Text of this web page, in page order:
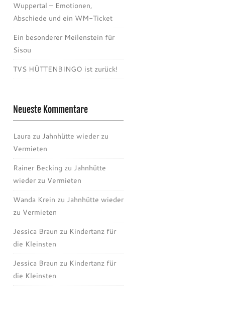
Wuppertal – Emotionen,
Abschiede und ein WM-Ticket
Ein besonderer Meilenstein für
Sisou
TVS HÜTTENBINGO ist zurück!
Neueste Kommentare
Laura zu Jahnhütte wieder zu
Vermieten
Rainer Becking zu Jahnhütte
wieder zu Vermieten
Wanda Krein zu Jahnhütte wieder
zu Vermieten
Jessica Braun zu Kindertanz für
die Kleinsten
Jessica Braun zu Kindertanz für
die Kleinsten